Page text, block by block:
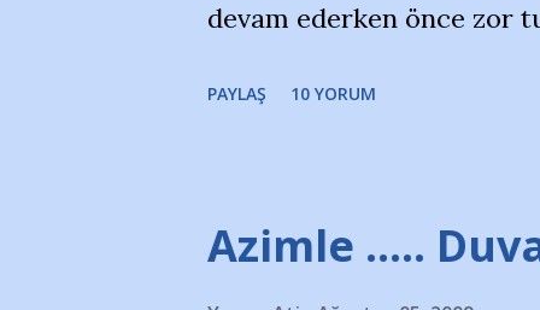
merkezlerini de
devam ederken önce zor
Temsilcisi Faruk Zapçı’nın
PAYLAŞ 10 YORUM
Azimle .....